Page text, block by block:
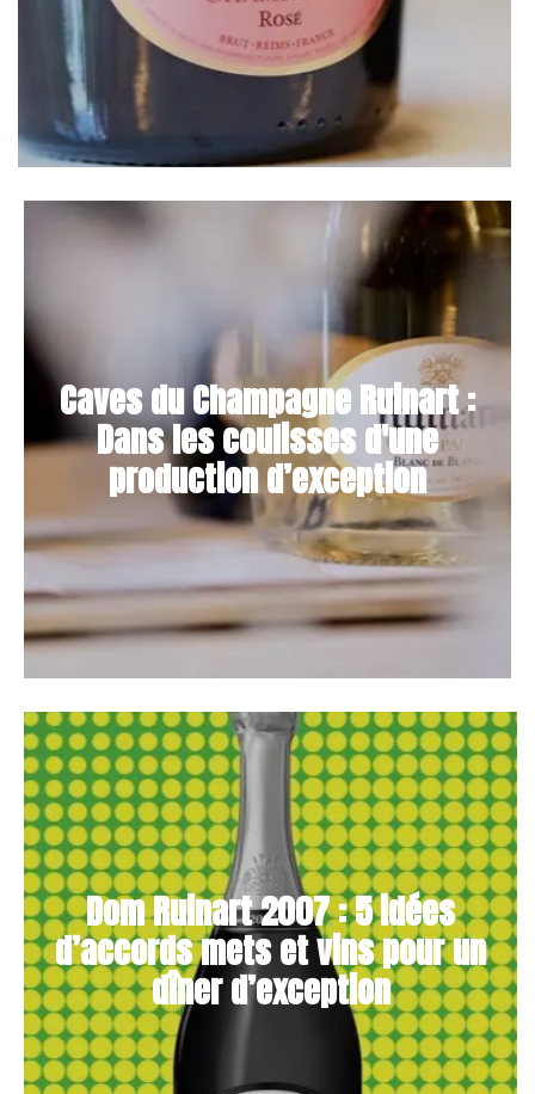
Caves du Champagne Ruinart :
Dans les coulisses d'une
production d’exception
Dom Ruinart 2007 : 5 idées
d’accords mets et vins pour un
dîner d’exception